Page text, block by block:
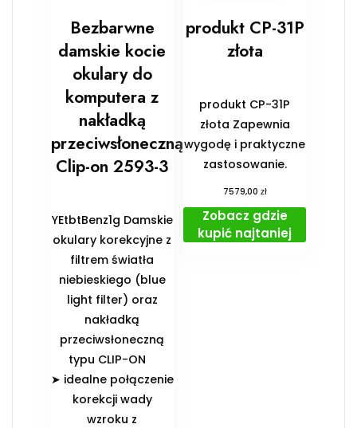
Bezbarwne
damskie kocie
okulary do
komputera z
nakładką
przeciwsłoneczną
Clip-on 2593-3
YEtbtBenz1g Damskie
okulary korekcyjne z
filtrem światła
niebieskiego (blue
light filter) oraz
nakładką
przeciwsłoneczną
typu CLIP-ON
➤ idealne połączenie
korekcji wady
wzroku z
produkt CP-31P
złota
produkt CP-31P
złota Zapewnia
wygodę i praktyczne
zastosowanie.
7579,00 zł
Zobacz gdzie
kupić najtaniej